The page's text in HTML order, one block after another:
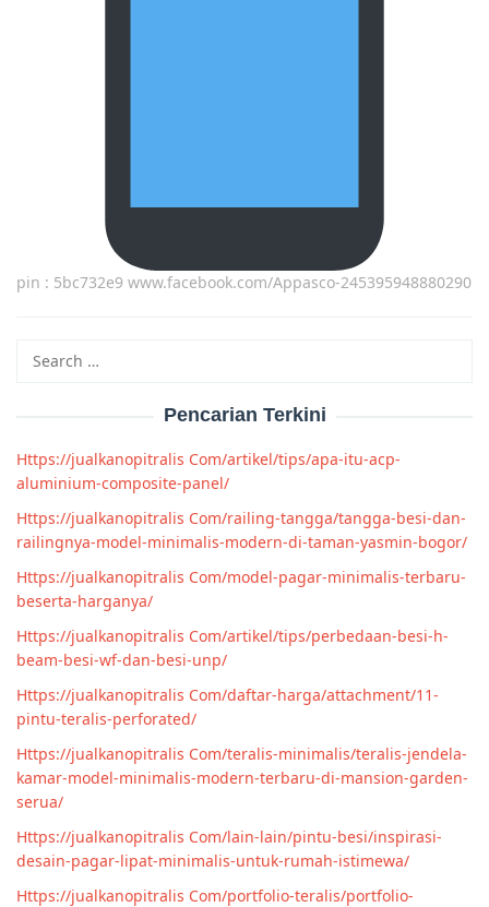
pin : 5bc732e9 www.facebook.com/Appasco-245395948880290
Pencarian Terkini
Https://jualkanopitralis Com/artikel/tips/apa-itu-acp-
aluminium-composite-panel/
Https://jualkanopitralis Com/railing-tangga/tangga-besi-dan-
railingnya-model-minimalis-modern-di-taman-yasmin-bogor/
Https://jualkanopitralis Com/model-pagar-minimalis-terbaru-
beserta-harganya/
Https://jualkanopitralis Com/artikel/tips/perbedaan-besi-h-
beam-besi-wf-dan-besi-unp/
Https://jualkanopitralis Com/daftar-harga/attachment/11-
pintu-teralis-perforated/
Https://jualkanopitralis Com/teralis-minimalis/teralis-jendela-
kamar-model-minimalis-modern-terbaru-di-mansion-garden-
serua/
Https://jualkanopitralis Com/lain-lain/pintu-besi/inspirasi-
desain-pagar-lipat-minimalis-untuk-rumah-istimewa/
Https://jualkanopitralis Com/portfolio-teralis/portfolio-